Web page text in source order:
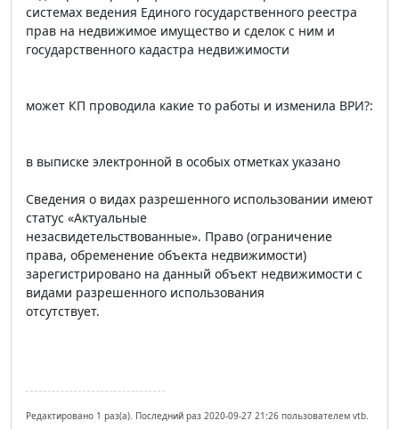
системах ведения Единого государственного реестра
прав на недвижимое имущество и сделок с ним и
государственного кадастра недвижимости
может КП проводила какие то работы и изменила ВРИ?:
в выписке электронной в особых отметках указано
Сведения о видах разрешенного использовании имеют
статус «Актуальные
незасвидетельствованные». Право (ограничение
права, обременение объекта недвижимости)
зарегистрировано на данный объект недвижимости с
видами разрешенного использования
отсутствует.
Редактировано 1 раз(а). Последний раз 2020-09-27 21:26 пользователем vtb.